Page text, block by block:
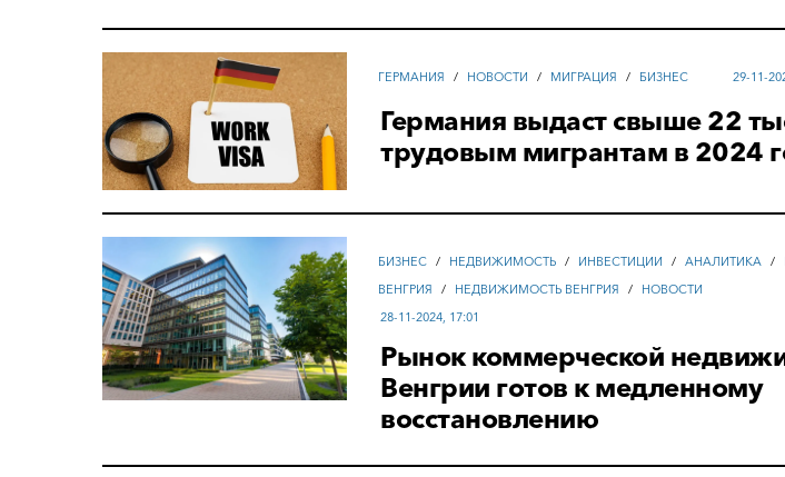
ГЕРМАНИЯ / НОВОСТИ / МИГРАЦИЯ / БИЗНЕС 29-11-
Германия выдаст свыше 22
трудовым мигрантам в 2024
БИЗНЕС / НЕДВИЖИМОСТЬ / ИНВЕСТИЦИИ / АНАЛИТИКА /
ВЕНГРИЯ
/ НЕДВИЖИМОСТЬ ВЕНГРИЯ /
НОВОСТИ
28-11-2024, 17:01
Рынок коммерческой
Венгрии готов к медленному
восстановлению